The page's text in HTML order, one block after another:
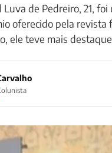
de Pedreiro, 21,
oferecido pela revista
ele teve mais